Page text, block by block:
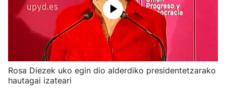
Rosa Diezek uko egin dio alderdiko presidentetzarako
hautagai izateari